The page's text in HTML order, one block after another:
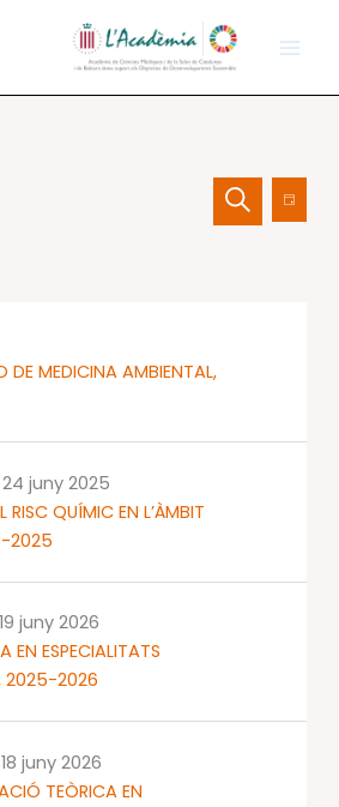
Navegació
visualCercade
Dia
DE MEDICINA AMBIENTAL,
RISC QUÍMIC EN L’ÀMBIT
2025
24 juny 2025
EN ESPECIALITATS
2025-2026
19 juny 2026
TEÒRICA EN
18 juny 2026